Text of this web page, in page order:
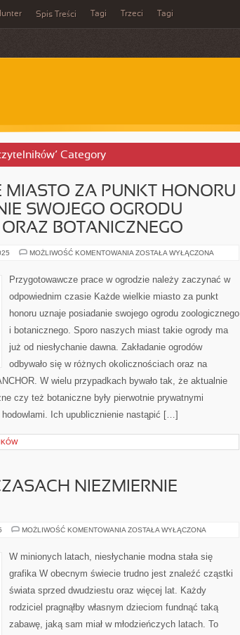
Spis Treści Tagi Trzeci Tagi
Category
MIASTO ZA PUNKT HONORU
SWOJEGO OGRODU
BOTANICZNEGO
MOŻLIWOŚĆ KOMENTOWANIA KAŻDE
ZA
PUNKT
UZNAJE
SWOJEGO
ZOOLOGICZNEGO
BOTANICZNEGO
ZOSTAŁA WYŁĄCZONA
Przygotowawcze prace w ogrodzie należy zaczynać w
odpowiednim czasie Każde wielkie miasto za punkt
honoru uznaje posiadanie swojego ogrodu zoologicznego
i botanicznego. Sporo naszych miast takie ogrody ma
już od niesłychanie dawna. Zakładanie ogrodów
odbywało się w różnych okolicznościach oraz na
W wielu przypadkach bywało tak, że aktualnie
czy też botaniczne były pierwotnie prywatnymi
Ich upublicznienie nastąpić […]
NIEZMIERNIE
MOŻLIWOŚĆ KOMENTOWANIA W
NIEZMIERNIE
TRUDNO
ZOSTAŁA WYŁĄCZONA
W minionych latach, niesłychanie modna stała się
grafika W obecnym świecie trudno jest znaleźć cząstki
świata sprzed dwudziestu oraz więcej lat. Każdy
rodziciel pragnąłby własnym dzieciom fundnąć taką
zabawę, jaką sam miał w młodzieńczych latach. To